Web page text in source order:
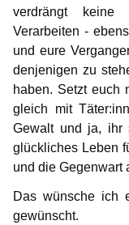
verdrängt keine
Verarbeiten -
und eure
denjenigen zu
haben. Setzt euch
gleich mit
Gewalt und ja, ihr
glückliches Leben
und die Gegenwart
Das wünsche ich
gewünscht.